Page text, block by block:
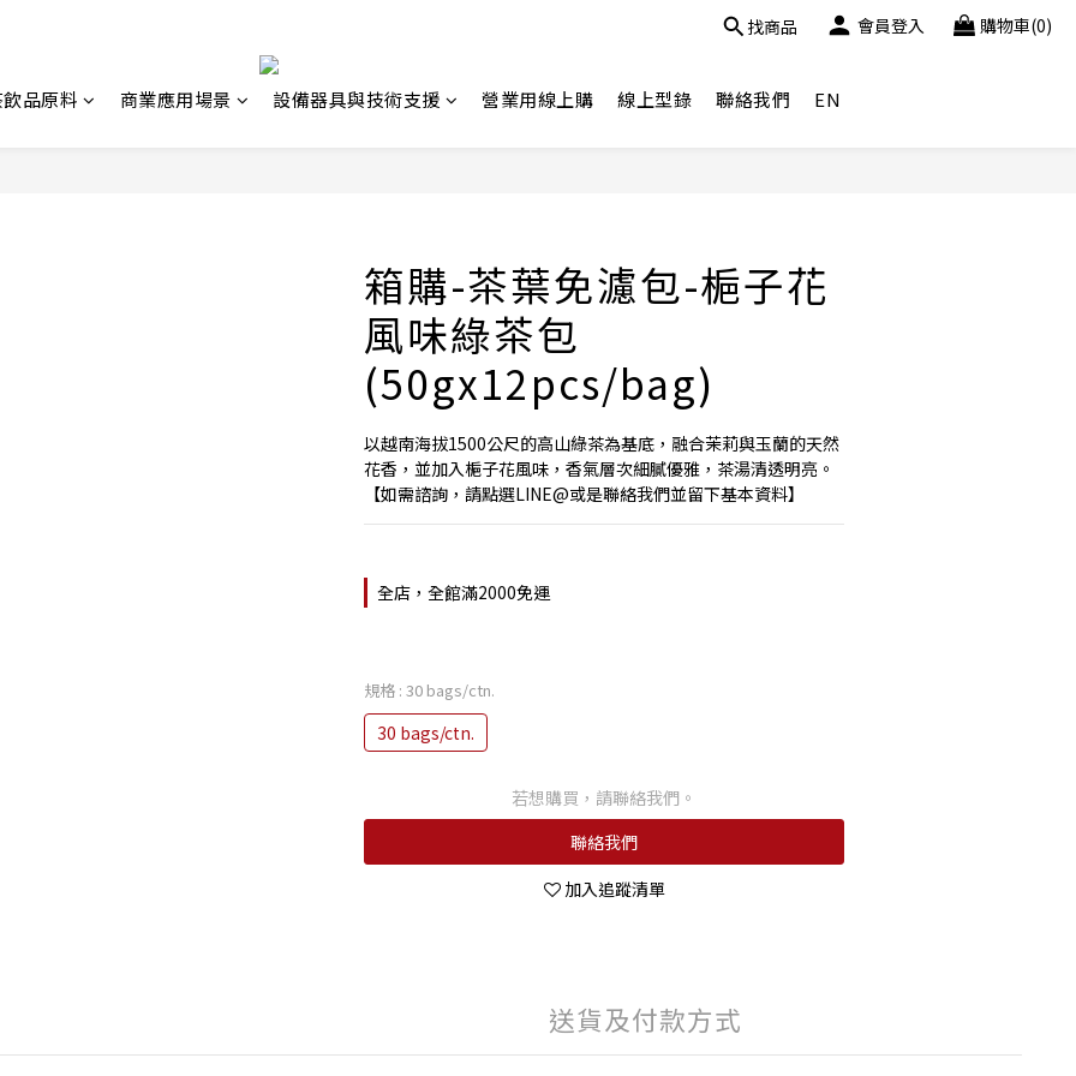
找商品 會員登入 購物車(0)
品原料 商業應用場景 設備器具與技術支援 營業用線上購 線上型錄 聯絡我們 EN
箱購-茶葉免濾包-梔子花
風味綠茶包
(50gx12pcs/bag)
以越南海拔1500公尺的高山綠茶為基底，融合茉莉與玉蘭的天然
花香，並加入梔子花風味，香氣層次細膩優雅，茶湯清透明亮。
【如需諮詢，請點選LINE@或是聯絡我們並留下基本資料】
全店，全館滿2000免運
規格 : 30 bags/ctn.
30 bags/ctn.
若想購買，請聯絡我們。
聯絡我們
加入追蹤清單
送貨及付款方式